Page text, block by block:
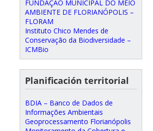
FUNDAÇÃO MUNICIPAL DO MEIO
AMBIENTE DE FLORIANÓPOLIS –
FLORAM
Instituto Chico Mendes de
Conservação da Biodiversidade –
ICMBio
Planificación territorial
BDIA – Banco de Dados de
Informações Ambientais
Geoprocessamento Florianópolis